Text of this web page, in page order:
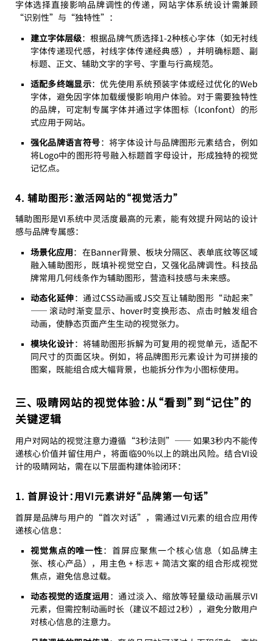
字体选择直接影响品牌调性的传递，网站字体系统设计需兼顾
“识别性”与“独特性”：
建立字体层级：根据品牌气质选择1-2种核心字体（如无衬线
字体传递现代感，衬线字体传递经典感），并明确标题、副
标题、正文、辅助文字的字号、字重与行高规范。
适配多终端显示：优先使用系统预装字体或经过优化的Web
字体，避免因字体加载缓慢影响用户体验。对于需要独特性
的品牌，可定制专属字体并通过字体图标（Iconfont）的形
式应用于网站。
强化品牌语言符号 ：将字体设计与品牌图形元素结合，例如
将Logo中的图形符号融入标题首字母设计，形成独特的视觉
记忆点。
4. 辅助图形：激活网站的“视觉活力”
辅助图形是VI系统中灵活度最高的元素，能有效提升网站的设计
感与品牌专属感：
场景化应用 ：在Banner背景、板块分隔区、表单底纹等区域
融入辅助图形，既填补视觉空白，又强化品牌调性。科技品
牌常用几何线条作为辅助图形，营造科技感与未来感。
动态化延伸 ：通过CSS动画或JS交互让辅助图形“动起来”
—— 滚动时渐变显示、hover时变换形态、点击时触发组合
动画，使静态页面产生生动的视觉张力。
模块化设计 ：将辅助图形拆解为可复用的视觉单元，适配不
同尺寸的页面区块。例如，将品牌图形元素设计为可拼接的
图案，既能组合成大幅背景，也能拆分作为小图标使用。
三、 吸睛网站的视觉体验：从“看到”到“记住”的
关键逻辑
用户对网站的视觉注意力遵循“3秒法则”—— 如果3秒内不能传
递核心价值并留住用户，将面临90%以上的跳出风险。结合VI设
计的吸睛网站，需在以下层面构建体验闭环：
1. 首屏设计：用VI元素讲好“品牌第一句话”
首屏是品牌与用户的“首次对话”，需通过VI元素的组合应用传
递核心信息：
视觉焦点的唯一性 ：首屏应聚焦一个核心信息（如品牌主
张、核心产品），用主色 + 标志 + 简洁文案的组合形成视觉
焦点，避免信息过载。
动态视觉的适度运用 ：通过淡入、缩放等轻量级动画展示VI
元素，但需控制动画时长（建议不超过2秒），避免分散用户
对核心信息的注意力。